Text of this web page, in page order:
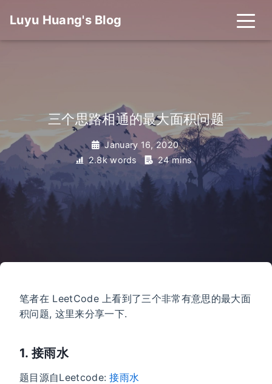
Luyu Huang's Blog
三个思路相通的最大面积问题
January 16, 2020
2.8k words
24 mins
笔者在 LeetCode 上看到了三个非常有意思的最大面
积问题, 这里来分享一下.
1. 接雨水
题目源自Leetcode:接雨水